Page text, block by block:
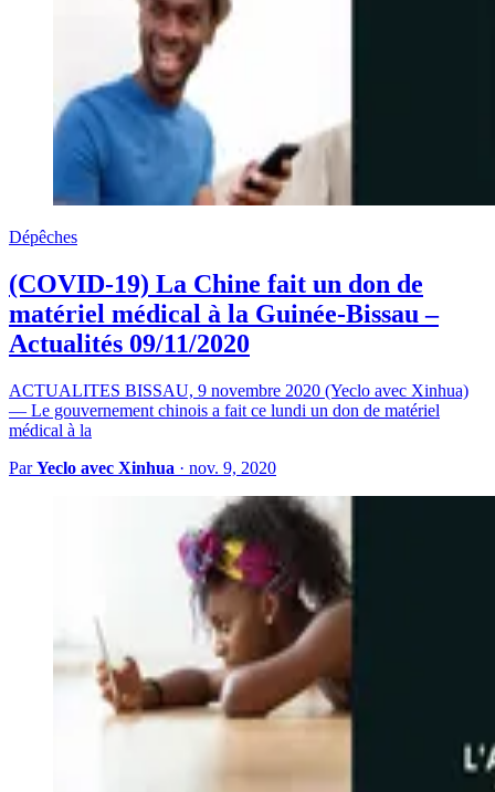
Dépêches
(COVID-19) La Chine fait un don de
matériel médical à la Guinée-Bissau –
Actualités 09/11/2020
ACTUALITES BISSAU, 9 novembre 2020 (Yeclo avec Xinhua)
— Le gouvernement chinois a fait ce lundi un don de matériel
médical à la
ParYeclo avec Xinhua · nov. 9, 2020